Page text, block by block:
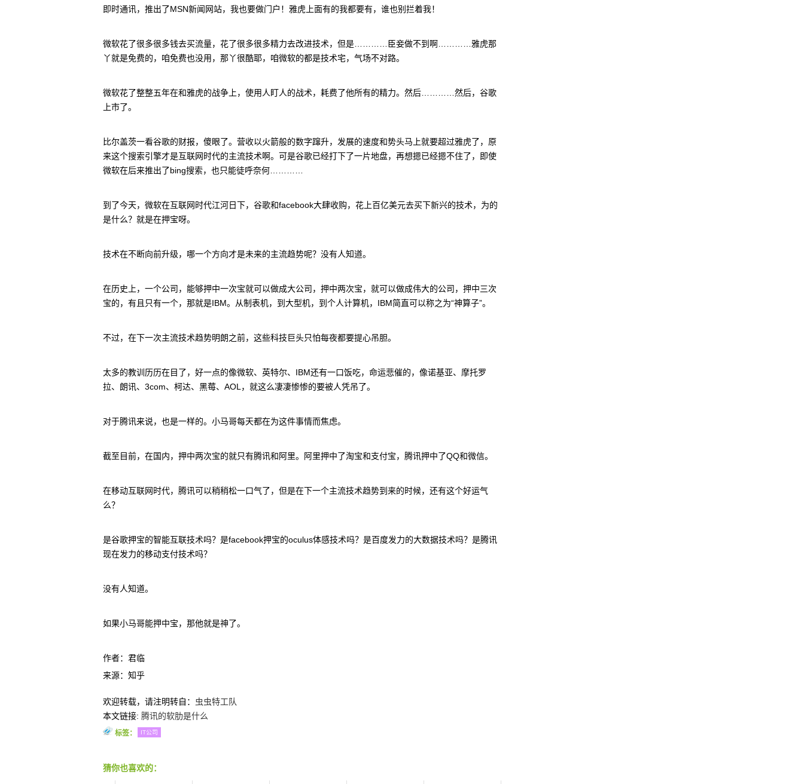
即时通讯，推出了MSN新闻网站，我也要做门户！雅虎上面有的我都要有，谁也别拦着我！
微软花了很多很多钱去买流量，花了很多很多精力去改进技术，但是…………臣妾做不到啊…………雅虎那
丫就是免费的，咱免费也没用，那丫很酷耶，咱微软的都是技术宅，气场不对路。
微软花了整整五年在和雅虎的战争上，使用人盯人的战术，耗费了他所有的精力。然后…………然后，谷歌
上市了。
比尔盖茨一看谷歌的财报，傻眼了。营收以火箭般的数字蹿升，发展的速度和势头马上就要超过雅虎了，原
来这个搜索引擎才是互联网时代的主流技术啊。可是谷歌已经打下了一片地盘，再想摁已经摁不住了，即使
微软在后来推出了bing搜索，也只能徒呼奈何…………
到了今天，微软在互联网时代江河日下，谷歌和facebook大肆收购，花上百亿美元去买下新兴的技术，为的
是什么？就是在押宝呀。
技术在不断向前升级，哪一个方向才是未来的主流趋势呢？没有人知道。
在历史上，一个公司，能够押中一次宝就可以做成大公司，押中两次宝，就可以做成伟大的公司，押中三次
宝的，有且只有一个，那就是IBM。从制表机，到大型机，到个人计算机，IBM简直可以称之为“神算子”。
不过，在下一次主流技术趋势明朗之前，这些科技巨头只怕每夜都要提心吊胆。
太多的教训历历在目了，好一点的像微软、英特尔、IBM还有一口饭吃，命运悲催的，像诺基亚、摩托罗
拉、朗讯、3com、柯达、黑莓、AOL，就这么凄凄惨惨的要被人凭吊了。
对于腾讯来说，也是一样的。小马哥每天都在为这件事情而焦虑。
截至目前，在国内，押中两次宝的就只有腾讯和阿里。阿里押中了淘宝和支付宝，腾讯押中了QQ和微信。
在移动互联网时代，腾讯可以稍稍松一口气了，但是在下一个主流技术趋势到来的时候，还有这个好运气
么？
是谷歌押宝的智能互联技术吗？是facebook押宝的oculus体感技术吗？是百度发力的大数据技术吗？是腾讯
现在发力的移动支付技术吗？
没有人知道。
如果小马哥能押中宝，那他就是神了。
作者：君临
来源：知乎
欢迎转载，请注明转自： 虫虫特工队
本文链接: 腾讯的软肋是什么
标签： IT公司
猜你也喜欢的：